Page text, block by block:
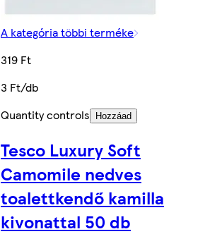
A kategória többi terméke
319 Ft
3 Ft/db
Quantity controls
Hozzáad
Tesco Luxury Soft
Camomile nedves
toalettkendő kamilla
kivonattal 50 db